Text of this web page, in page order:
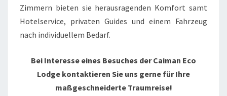
Zimmern bieten sie herausragenden Komfort samt
Hotelservice, privaten Guides und einem Fahrzeug
nach individuellem Bedarf.
Bei Interesse eines Besuches der Caiman Eco
Lodge kontaktieren Sie uns gerne für Ihre
maßgeschneiderte Traumreise!